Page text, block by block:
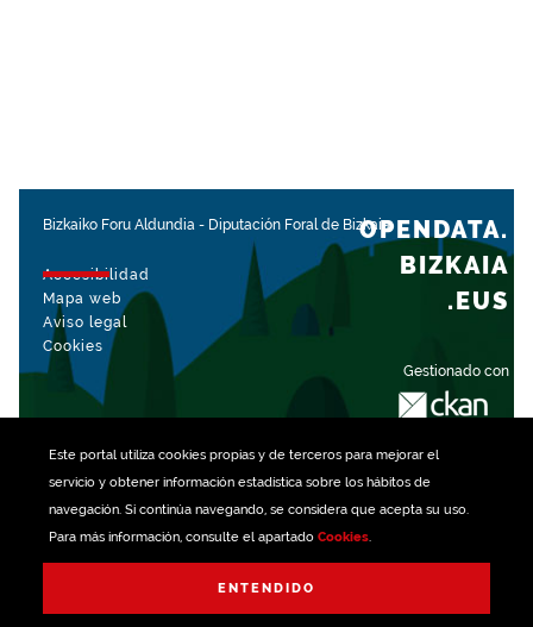
Este portal utiliza cookiespropias y de terceros para mejorar el
servicio y obtener información estadística sobre los hábitos de
navegación. Si continúa navegando, se considera que acepta su uso.
Para más información, consulte el apartado Cookies.
ENTENDIDO
Bizkaiko Foru Aldundia - Diputación Foral de Bizkaia
Accesibilidad
Mapa web
Aviso legal
Cookies
Gestionado con
OPENDATA.
BIZKAIA
.EUS